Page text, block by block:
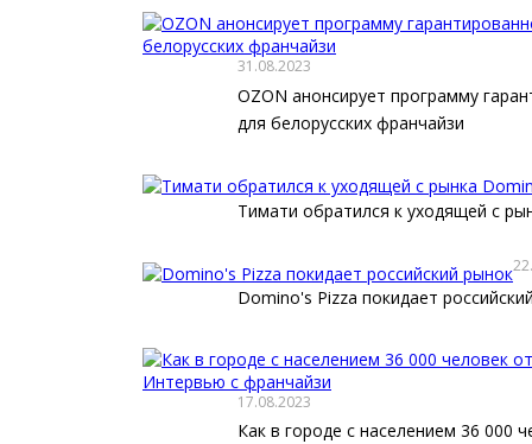
31.08.2023
OZON анонсирует программу
для белорусских франчайзи
Тимати обратился к уходящей с
Domino's Pizza покидает
17.08.2023
Как в городе с населением 36 000